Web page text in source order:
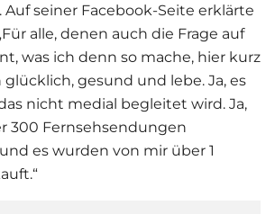
seiner Facebook-Seite erklärte
alle, denen auch die Frage auf
was ich denn so mache, hier kurz
gesund und lebe. Ja, es
nicht medial begleitet wird. Ja,
300 Fernsehsendungen
es wurden von mir über 1